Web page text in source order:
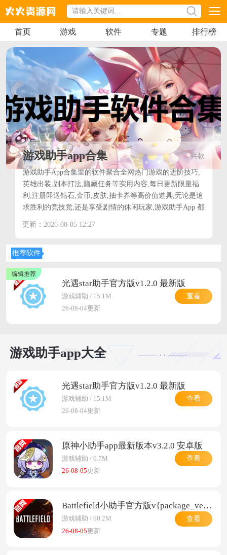
首页 游戏 软件 专题 排行榜
游戏助手app合集 共款
游戏助手App合集里的软件聚合全网热门游戏的进阶技巧,
英雄出装,副本打法,隐藏任务等实用内容,每日更新限量福
利,注册即送钻石,金币,皮肤,抽卡券等高价值道具,无论是追
求胜利的竞技党,还是享受剧情的休闲玩家,游戏助手App 都
游戏助手App支持主流游戏战绩绑定,随时查看KDA,胜率,
自由录制,轻松捕捉高光时刻,并可一键剪辑,加字幕,分享至
效,更畅快的游戏之旅!
更新：2026-08-05 12:27
推荐软件
光遇star助手官方版v1.2.0 最新版
游戏辅助 / 15.1M
26-08-04更新
查看
游戏助手app大全
光遇star助手官方版v1.2.0 最新版
游戏辅助 / 15.1M
26-08-04更新
查看
原神小助手app最新版本v3.2.0 安卓版
游戏辅助 / 6.7M
26-08-05更新
查看
Battlefield小助手官方版v{package_version_name} 安卓版
游戏辅助 / 60.2M
26-08-05更新
查看